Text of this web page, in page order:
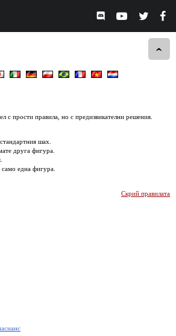
с прости правила, но с предизвикателни решения.
шах.
друга фигура.
една фигура.
Скрий правилата